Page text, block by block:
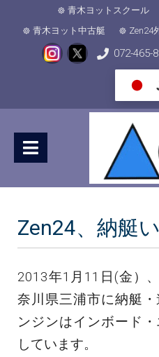
青木ヨットスクール
青木ヨット中古艇
Zen24
072-465-
Zen24、納艇
2013年1月11日(金）
奈川県三浦市に納艇
ンジンはインボード
しています。